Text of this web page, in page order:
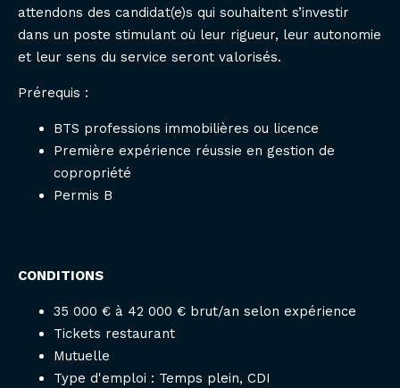
attendons des candidat(e)s qui souhaitent s’investir
dans un poste stimulant où leur rigueur, leur autonomie
et leur sens du service seront valorisés.
Prérequis :
BTS professions immobilières ou licence
Première expérience réussie en gestion de
copropriété
Permis B
CONDITIONS
35 000 € à 42 000 € brut/an selon expérience
Tickets restaurant
Mutuelle
Type d'emploi : Temps plein, CDI